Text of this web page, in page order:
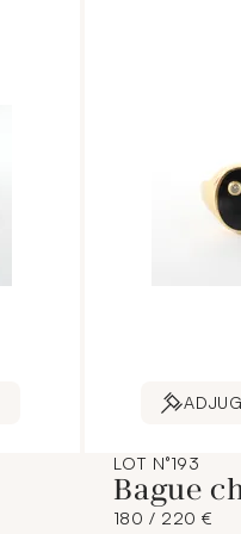
LOT N°193
Bague
180 / 220 €